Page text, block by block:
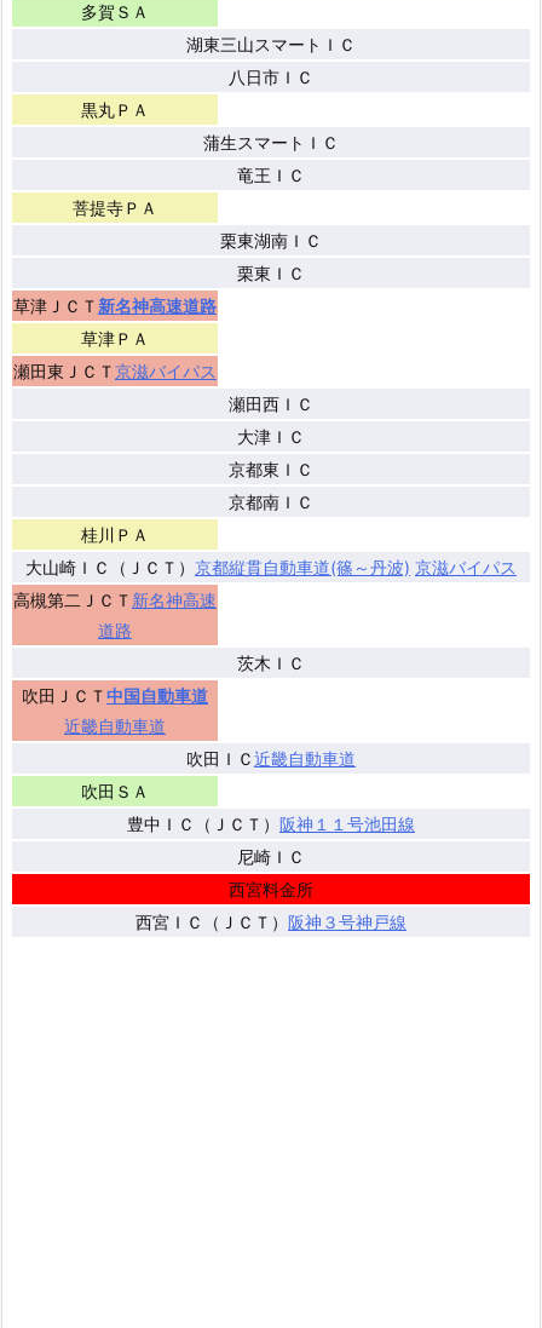
多賀ＳＡ
湖東三山スマートＩＣ
八日市ＩＣ
黒丸ＰＡ
蒲生スマートＩＣ
竜王ＩＣ
菩提寺ＰＡ
栗東湖南ＩＣ
栗東ＩＣ
草津ＪＣＴ 新名神高速道路
草津ＰＡ
瀬田東ＪＣＴ京滋バイパス
瀬田西ＩＣ
大津ＩＣ
京都東ＩＣ
京都南ＩＣ
桂川ＰＡ
大山崎ＩＣ（ＪＣＴ） 京都縦貫自動車道(篠～丹波) 京滋バイパス
高槻第二ＪＣＴ 新名神高速
道路
茨木ＩＣ
吹田ＪＣＴ中国自動車道
近畿自動車道
吹田ＩＣ近畿自動車道
吹田ＳＡ
豊中ＩＣ（ＪＣＴ） 阪神１１号池田線
尼崎ＩＣ
西宮料金所
西宮ＩＣ（ＪＣＴ） 阪神３号神戸線